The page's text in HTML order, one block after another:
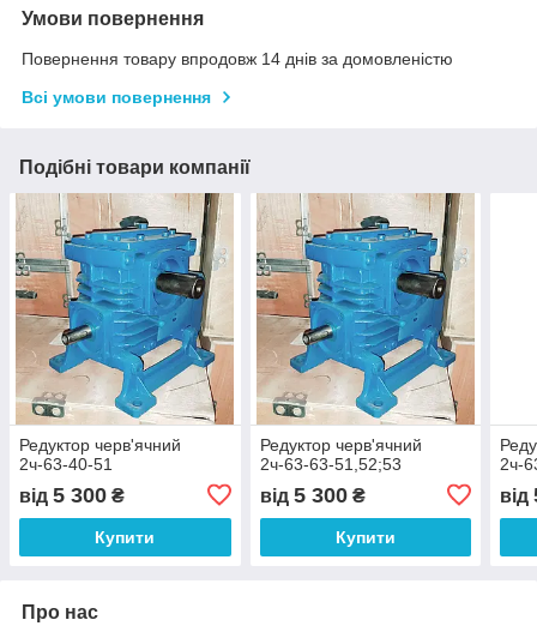
Умови повернення
Повернення товару впродовж 14 днів за домовленістю
Всі умови повернення
Подібні товари компанії
Редуктор черв'ячний
2ч-63-40-51
від 5 300 ₴
Купити
Редуктор черв'ячний
2ч-63-63-51,52;53
від 5 300₴
Купити
2ч-
від
Про нас